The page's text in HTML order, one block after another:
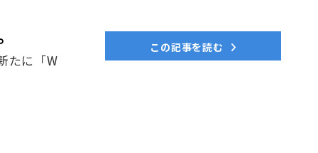
たに「W
この記事を読む